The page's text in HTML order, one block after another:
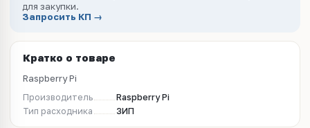
для закупки.
Запросить КП →
Кратко о товаре
Raspberry Pi
Производитель
Raspberry Pi
Тип расходника
ЗИП